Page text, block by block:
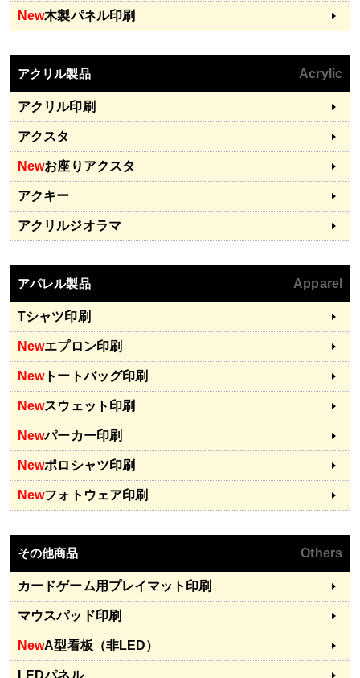
New木製パネル印刷
アクリル製品 Acrylic
アクリル印刷
アクスタ
Newお座りアクスタ
アクキー
アクリルジオラマ
アパレル製品 Apparel
Tシャツ印刷
Newエプロン印刷
Newトートバッグ印刷
Newスウェット印刷
Newパーカー印刷
Newポロシャツ印刷
Newフォトウェア印刷
その他商品 Others
カードゲーム用プレイマット印刷
マウスパッド印刷
NewA型看板（非LED）